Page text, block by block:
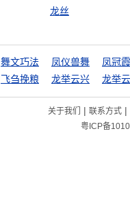
龙丝
舞文巧法 凤仪兽舞
凤冠
飞刍挽粮 龙举云兴 龙举
关于我们 | 联系方式|
粤ICP备